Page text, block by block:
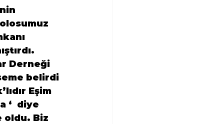
Derneği
belirdi
Eşim
‘  diye
oldu. Biz